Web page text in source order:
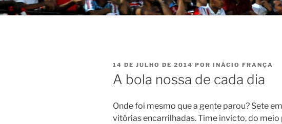
PUBLICADO
EM
14 DE JULHO DE 2014 POR INÁCIO FRANÇA
A bola nossa de cada dia
Onde foi mesmo que a gente parou? Sete
vitórias encarrilhadas. Time invicto, do meio